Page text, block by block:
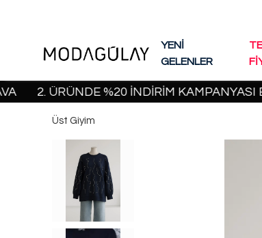
YENİ
GELENLER
2. ÜRÜNDE %20 İNDİRİM KAMPANYASI
Üst Giyim